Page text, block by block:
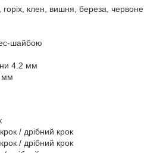
горіх, клен, вишня, береза, червоне
шайбою
4.2 мм
мм
/ дрібний крок
/ дрібний крок